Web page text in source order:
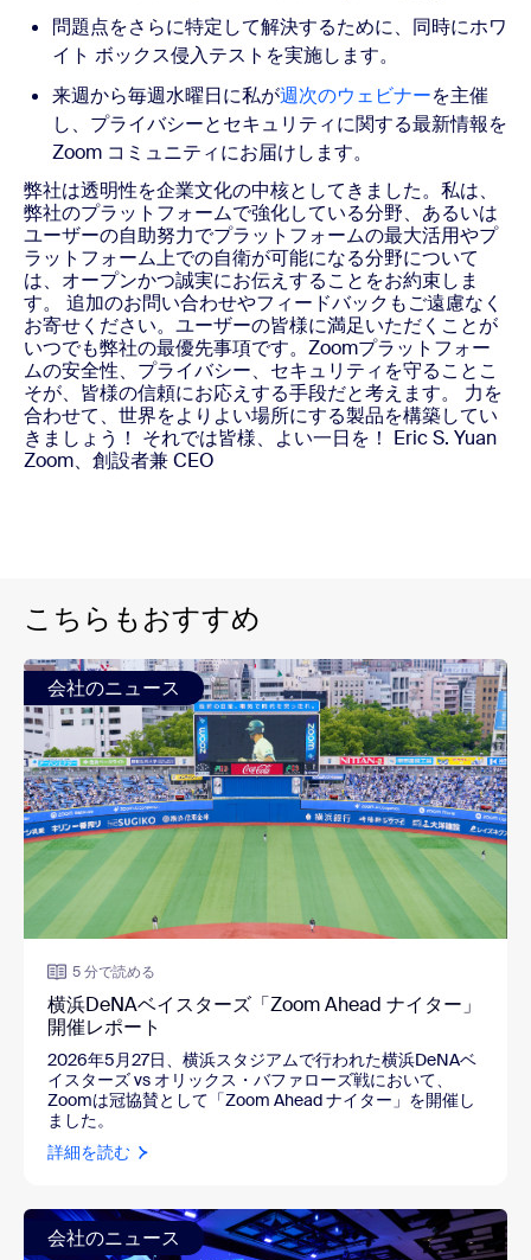
問題点をさらに特定して解決するために、同時にホワ
イト ボックス侵入テストを実施します。
来週から毎週水曜日に私が週次のウェビナーを主催
し、プライバシーとセキュリティに関する最新情報を
Zoom コミュニティにお届けします。
弊社は透明性を企業文化の中核としてきました。私は、
弊社のプラットフォームで強化している分野、あるいは
ユーザーの自助努力でプラットフォームの最大活用やプ
ラットフォーム上での自衛が可能になる分野について
は、オープンかつ誠実にお伝えすることをお約束しま
す。
追加のお問い合わせやフィードバックもご遠慮なく
お寄せください。ユーザーの皆様に満足いただくことが
いつでも弊社の最優先事項です。Zoomプラットフォー
ムの安全性、プライバシー、セキュリティを守ることこ
そが、皆様の信頼にお応えする手段だと考えます。
力を
合わせて、世界をよりよい場所にする製品を構築してい
きましょう！ それでは皆様、よい一日を！ Eric S. Yuan
Zoom、創設者兼 CEO
こちらもおすすめ
会社のニュース
5 分で読める
横浜DeNAベイスターズ「Zoom Ahead ナイター」
開催レポート
2026年5月27日、横浜スタジアムで行われた横浜DeNAベ
イスターズ vs オリックス・バファローズ戦において、
Zoomは冠協賛として「Zoom Ahead ナイター」を開催し
ました。
詳細を読む
会社のニュース